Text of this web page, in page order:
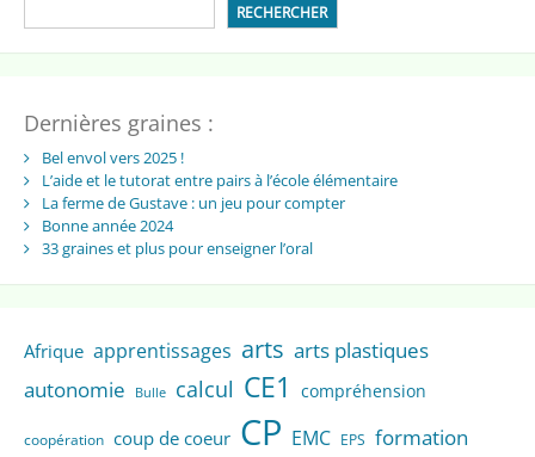
RECHERCHER
Dernières graines :
Bel envol vers 2025 !
L’aide et le tutorat entre pairs à l’école élémentaire
La ferme de Gustave : un jeu pour compter
Bonne année 2024
33 graines et plus pour enseigner l’oral
Afrique apprentissages arts arts plastiques
autonomie
Bulle calcul CE1 compréhension
coopération coup de coeur CP EMC EPS formation